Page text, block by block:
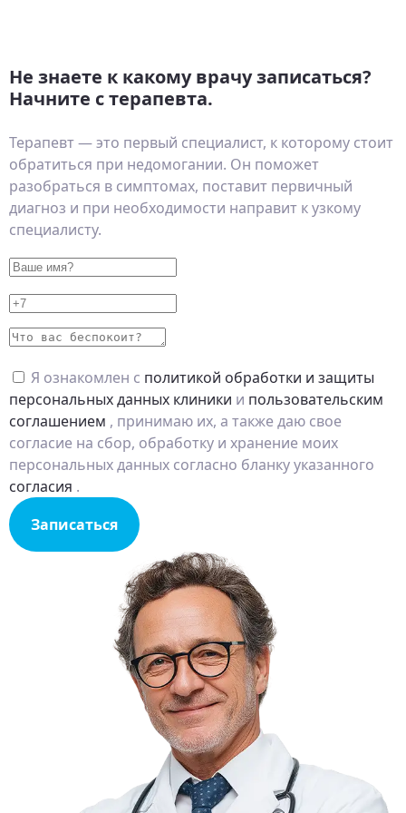
Не знаете к какому врачу записаться?
Начните с терапевта.
Терапевт — это первый специалист, к которому стоит
обратиться при недомогании. Он поможет
разобраться в симптомах, поставит первичный
диагноз и при необходимости направит к узкому
специалисту.
Я ознакомлен с политикой обработки и защиты
персональных данных клиники и пользовательским
соглашением , принимаю их, а также даю свое
согласие на сбор, обработку и хранение моих
персональных данных согласно бланку указанного
согласия .
Записаться